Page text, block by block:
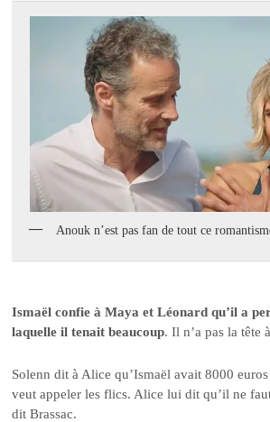
Anouk n’est pas fan de tout ce
Ismaël confie à Maya et Léonard qu’il a
laquelle il tenait beaucoup. Il n’a pas la tête
Solenn dit à Alice qu’Ismaël avait 8000
veut appeler les flics. Alice lui dit qu’il ne
dit Brassac.